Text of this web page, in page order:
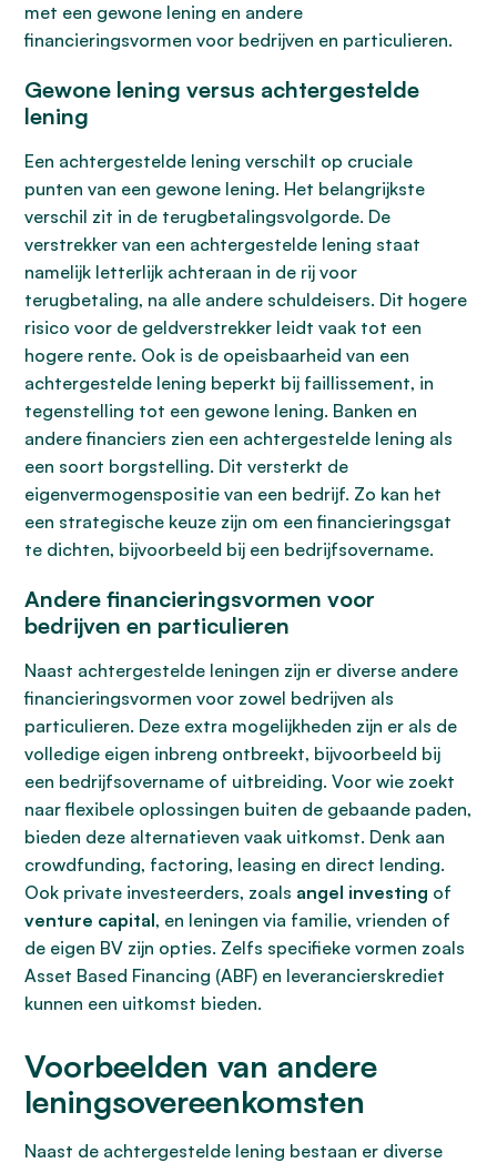
met een gewone lening en andere
financieringsvormen voor bedrijven en particulieren.
Gewone lening versus achtergestelde
lening
Een achtergestelde lening verschilt op cruciale
punten van een gewone lening. Het belangrijkste
verschil zit in de terugbetalingsvolgorde. De
verstrekker van een achtergestelde lening staat
namelijk letterlijk achteraan in de rij voor
terugbetaling, na alle andere schuldeisers. Dit hogere
risico voor de geldverstrekker leidt vaak tot een
hogere rente. Ook is de opeisbaarheid van een
achtergestelde lening beperkt bij faillissement, in
tegenstelling tot een gewone lening. Banken en
andere financiers zien een achtergestelde lening als
een soort borgstelling. Dit versterkt de
eigenvermogenspositie van een bedrijf. Zo kan het
een strategische keuze zijn om een financieringsgat
te dichten, bijvoorbeeld bij een bedrijfsovername.
Andere financieringsvormen voor
bedrijven en particulieren
Naast achtergestelde leningen zijn er diverse andere
financieringsvormen voor zowel bedrijven als
particulieren. Deze extra mogelijkheden zijn er als de
volledige eigen inbreng ontbreekt, bijvoorbeeld bij
een bedrijfsovername of uitbreiding. Voor wie zoekt
naar flexibele oplossingen buiten de gebaande paden,
bieden deze alternatieven vaak uitkomst. Denk aan
crowdfunding, factoring, leasing en direct lending.
Ook private investeerders, zoals angel investing of
venture capital, en leningen via familie, vrienden of
de eigen BV zijn opties. Zelfs specifieke vormen zoals
Asset Based Financing (ABF) en leverancierskrediet
kunnen een uitkomst bieden.
Voorbeelden van andere
leningsovereenkomsten
Naast de achtergestelde lening bestaan er diverse